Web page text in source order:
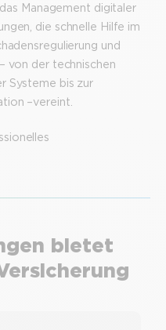
Management digitaler
die schnelle Hilfe im
und
von der technischen
Systeme bis zur
–vereint.
bietet